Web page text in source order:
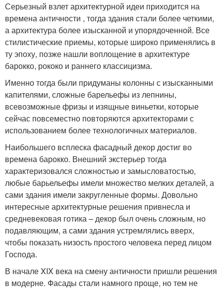
Серьезный взлет архитектурной идеи приходится на
времена античности , тогда здания стали более четкими,
а архитектура более изысканной и упорядоченной. Все
стилистические приемы, которые широко применялись в
ту эпоху, позже нашли воплощение в архитектуре
барокко, рококо и раннего классицизма.
Именно тогда были придуманы колонны с изысканными
капителями, сложные барельефы из лепнины,
всевозможные фризы и изящные виньетки, которые
сейчас повсеместно повторяются архитекторами с
использованием более технологичных материалов.
Наибольшего всплеска фасадный декор достиг во
времена барокко. Внешний экстерьер тогда
характеризовался сложностью и замысловатостью,
любые барьельефы имели множество мелких деталей, а
сами здания имели закругленные формы. Довольно
интересные архитектурные решения привнесла и
средневековая готика – декор был очень сложным, но
подавляющим, а сами здания устремлялись вверх,
чтобы показать низость простого человека перед лицом
Господа.
В начале XIX века на смену античности пришли решения
в модерне. Фасады стали намного проще, но тем не